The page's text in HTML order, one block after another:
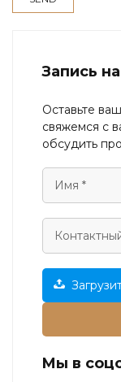
Запись
Оставьте
свяжемся с
обсудить
Мы в